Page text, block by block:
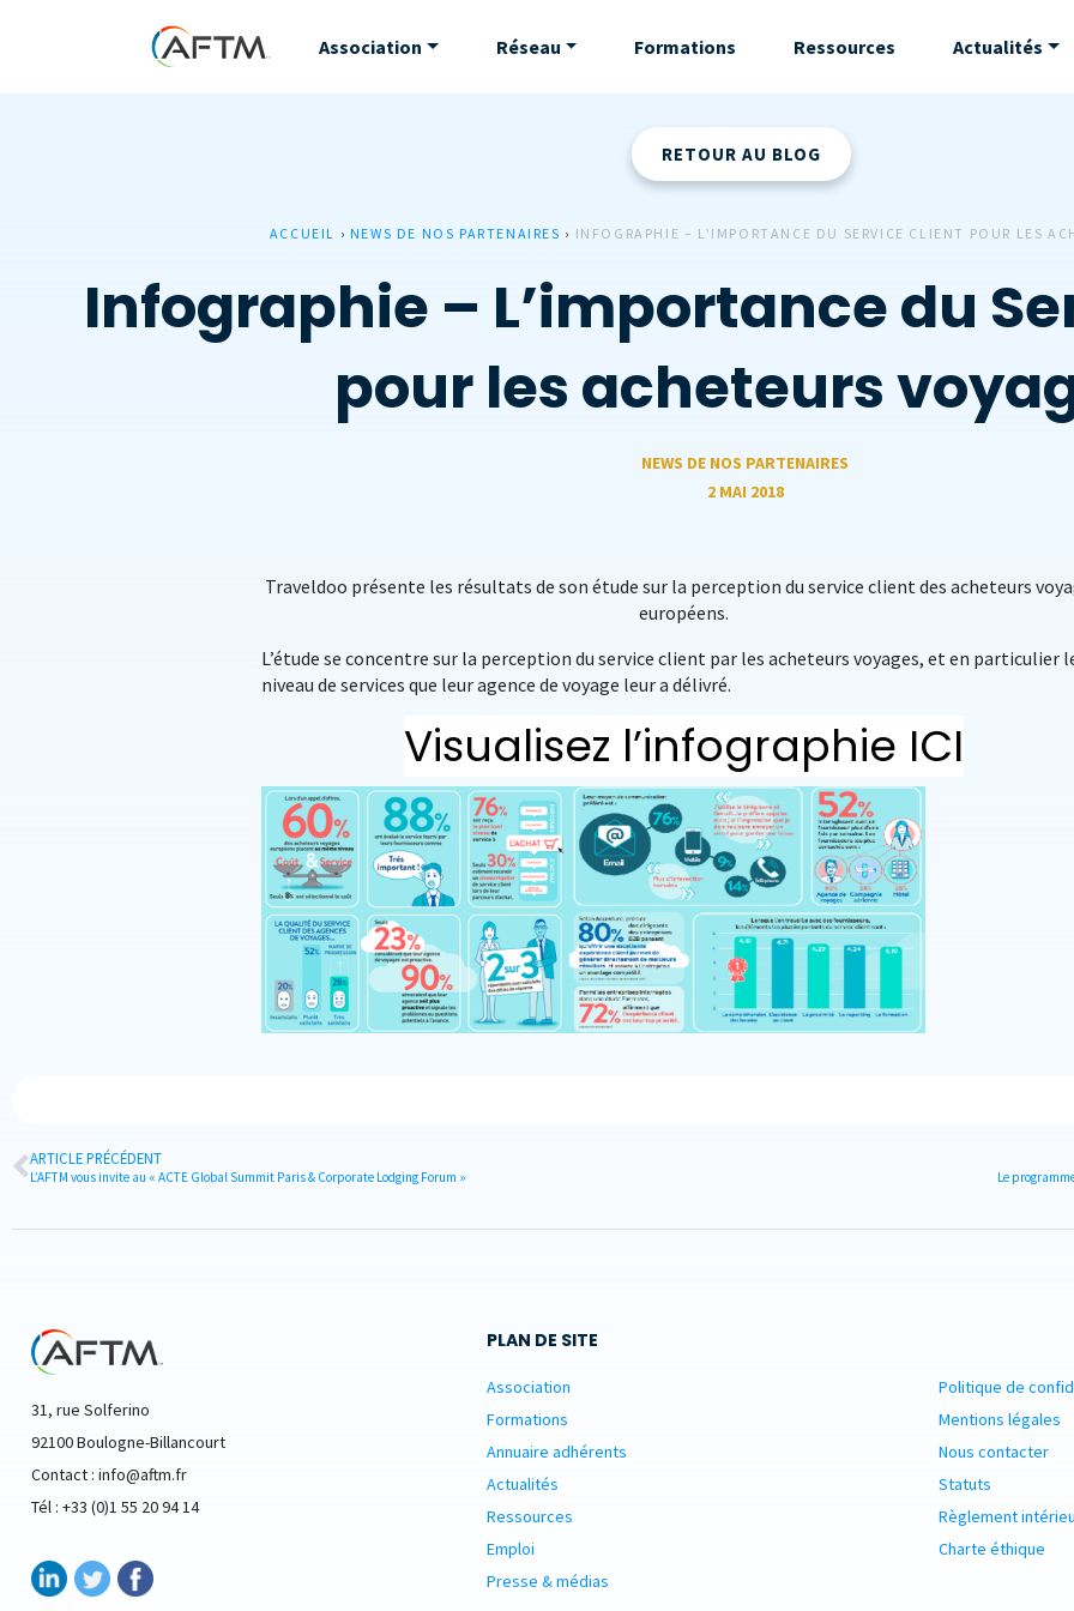
Association Réseau Formations Ressources Actualités
RETOUR AU BLOG
ACCUEIL › NEWS DE NOS PARTENAIRES › INFOGRAPHIE – L’IMPORTANCE DU SERVICE CLIENT POUR LES
Infographie – L’importance du
pour les acheteurs
NEWS DE NOS PARTENAIRES
2 MAI 2018
Traveldoo présente les résultats de son étude sur la perception du service client des acheteurs
européens.
L’étude se concentre sur la perception du service client par les acheteurs voyages, et en particulier
niveau de services que leur agence de voyage leur a délivré.
Visualisez l’infographie ICI
ARTICLE PRÉCÉDENT
L’AFTM vous invite au « ACTE Global Summit Paris & Corporate Lodging Forum » Le
31, rue Solferino
92100 Boulogne-Billancourt
Contact : info@aftm.fr
Tél : +33 (0)1 55 20 94 14
PLAN DE SITE
Association
Formations
Annuaire adhérents
Actualités
Ressources
Emploi
Presse & médias
Politique de
Mentions légales
Nous contacter
Statuts
Règlement
Charte éthique